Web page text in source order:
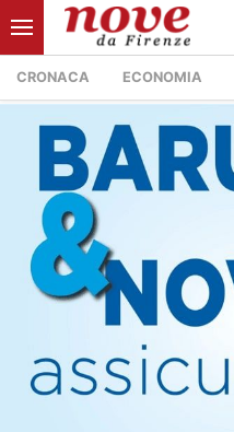
CRONACA ECONOMIA